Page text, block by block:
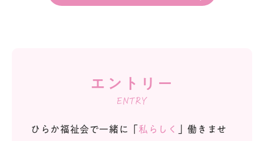
エントリー
ENTRY
ひらか福祉会で一緒に「私らしく
」働きませ